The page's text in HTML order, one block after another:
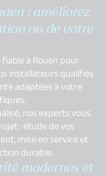
: améliorez
ou de votre
à Rouen pour
installateurs qualifiés
adaptées à votre
nos experts vous
: étude de vos
mise en service et
durable.
modernes et